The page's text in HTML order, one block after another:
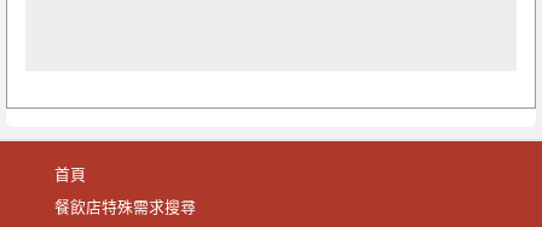
首頁
餐飲店特殊需求搜尋